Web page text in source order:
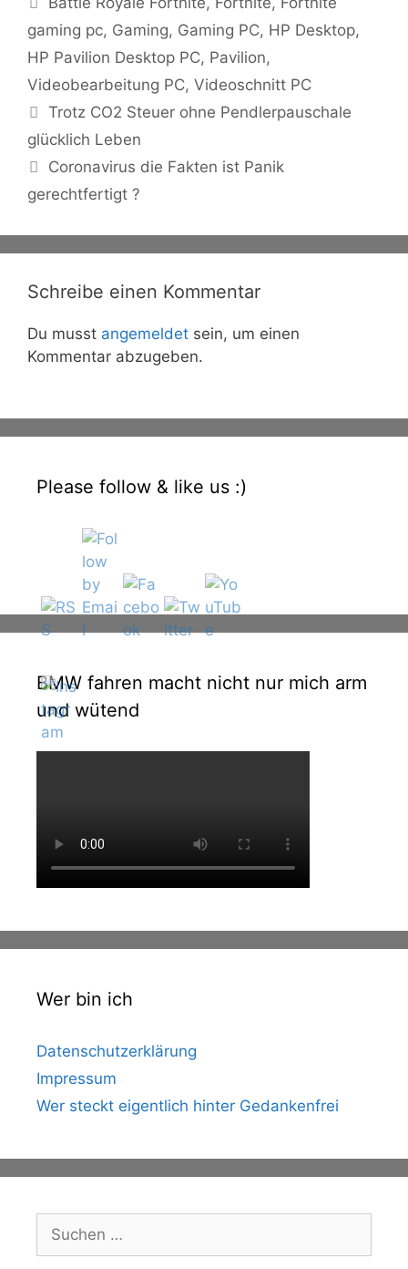
gaming pc, Gaming, Gaming PC, HP Desktop,
HP Pavilion Desktop PC, Pavilion,
Videobearbeitung PC, Videoschnitt PC
Trotz CO2 Steuer ohne Pendlerpauschale
glücklich Leben
Coronavirus die Fakten ist Panik
gerechtfertigt ?
Schreibe einen Kommentar
Du musst angemeldet sein, um einen
Kommentar abzugeben.
Please follow & like us :)
BMW fahren macht nicht nur mich arm
und wütend
Wer bin ich
Datenschutzerklärung
Impressum
Wer steckt eigentlich hinter Gedankenfrei
Suche
nach: